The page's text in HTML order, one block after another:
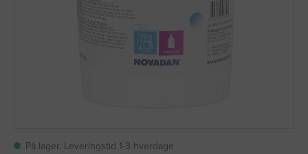
På lager. Leveringstid 1-3 hverdage